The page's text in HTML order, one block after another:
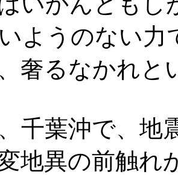
ようのない力
奢るなかれと
千葉沖で、地
地異の前触れ